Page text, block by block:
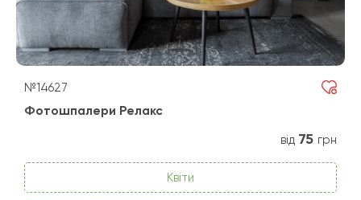
№14627
Фотошпалери Релакс
від 75 грн
Квіти